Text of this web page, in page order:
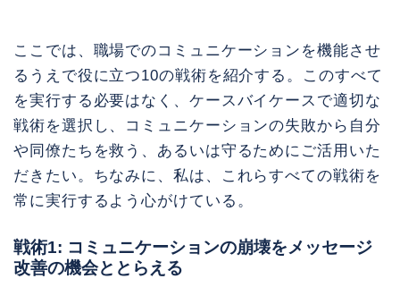
ここでは、職場でのコミュニケーションを機能させ
るうえで役に立つ10の戦術を紹介する。このすべて
を実行する必要はなく、ケースバイケースで適切な
戦術を選択し、コミュニケーションの失敗から自分
や同僚たちを救う、あるいは守るためにご活用いた
だきたい。ちなみに、私は、これらすべての戦術を
常に実行するよう心がけている。
戦術1: コミュニケーションの崩壊をメッセージ
改善の機会ととらえる